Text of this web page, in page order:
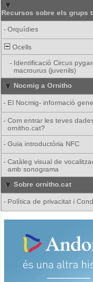
Recursos sobre els grups
- Orquídies
Ocells
- Identificació Circus
macrourus (juvenils)
Nocmig a Ornitho
- El Nocmig- informació
- Com entrar les teves
ornitho.cat?
- Guia introductòria NFC
- Catàleg visual de
amb sonograma
Sobre ornitho.cat
- Política de privacitat i